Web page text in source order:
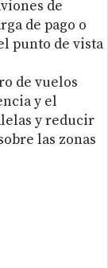
de
de pago o
punto de vista
de vuelos
y el
y reducir
las zonas